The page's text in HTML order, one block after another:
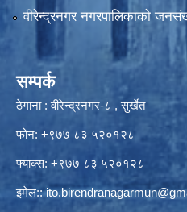
वीरेन्द्रनगर नगरपालिकाकाे
सम्पर्क
ठेगाना : वीरेन्द्रनगर-८ , सुर्खेत
फोन: +९७७ ८३ ५२०१२८
फ्याक्स: +९७७ ८३ ५२०१२८
इमेल::